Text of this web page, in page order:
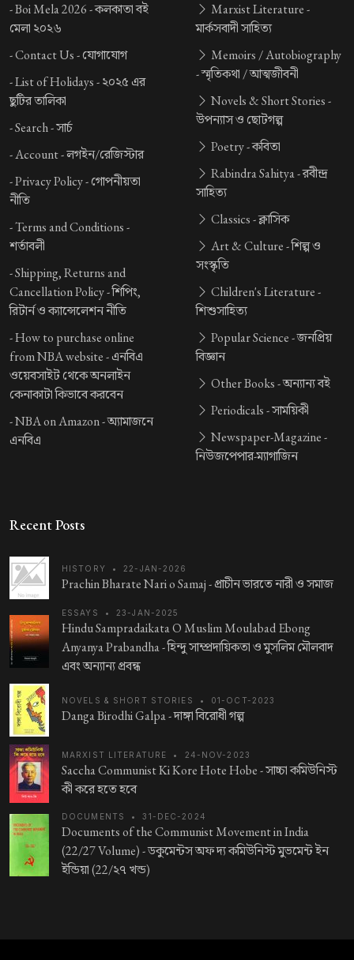
-Boi Mela 2026 -কলকাতা বই
মেলা ২০২৬
-Contact Us -যোগাযোগ
-List of Holidays -২০২৫ এর
ছুটির তালিকা
-Search -সার্চ
-Account -লগইন/রেজিস্টার
-Privacy Policy -গোপনীয়তা
নীতি
-Terms and Conditions -
শর্তাবলী
-Shipping, Returns and
Cancellation Policy -শিপিং,
রিটার্ন ও ক্যান্সেলেশন নীতি
-How to purchase online
from NBA website -এনবিএ
ওয়েবসাইট থেকে অনলাইন
কেনাকাটা কিভাবে করবেন
-NBA on Amazon -অ্যামাজনে
এনবিএ
Marxist Literature -
মার্কসবাদী সাহিত্য
Memoirs / Autobiography
-স্মৃতিকথা / আত্মজীবনী
Novels & Short Stories -
উপন্যাস ও ছোটগল্প
Poetry -কবিতা
Rabindra Sahitya -রবীন্দ্র
সাহিত্য
Classics -ক্লাসিক
Art & Culture -শিল্প ও
সংস্কৃতি
Children's Literature -
শিশুসাহিত্য
Popular Science -জনপ্রিয়
বিজ্ঞান
Other Books -অন্যান্য বই
Periodicals -সাময়িকী
Newspaper-Magazine -
নিউজপেপার-ম্যাগাজিন
Recent Posts
HISTORY • 22-JAN-2026
Prachin Bharate Nari o Samaj -প্রাচীন ভারতে নারী ও সমাজ
ESSAYS • 23-JAN-2025
Hindu Sampradaikata O Muslim Moulabad Ebong
Anyanya Prabandha -হিন্দু সাম্প্রদায়িকতা ও মুসলিম মৌলবাদ
এবং অন্যান্য প্রবন্ধ
NOVELS & SHORT STORIES • 01-OCT-2023
Danga Birodhi Galpa -দাঙ্গা বিরোধী গল্প
MARXIST LITERATURE • 24-NOV-2023
Saccha Communist Ki Kore Hote Hobe -সাচ্চা কমিউনিস্ট
কী করে হতে হবে
DOCUMENTS • 31-DEC-2024
Documents of the Communist Movement in India
(22/27 Volume) -ডকুমেন্টস অফ দ্য কমিউনিস্ট মুভমেন্ট ইন
ইন্ডিয়া (22/২৭ খন্ড)